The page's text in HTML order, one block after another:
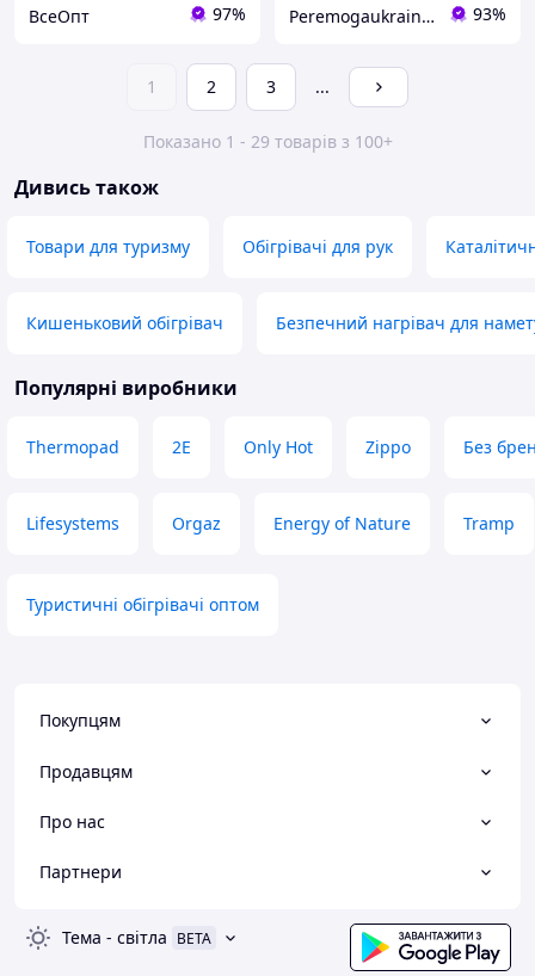
ВсеОпт 97% Peremogaukraine.com Мілітарні товари та спорядження 93%
1 2 3 ...
Показано 1 - 29 товарів з 100+
Дивись також
Товари для туризму Обігрівачі для рук
Кишеньковий обігрівач Безпечний нагрівач для
Популярні виробники
Thermopad 2E Only Hot Zippo Без
Lifesystems Orgaz Energy of Nature Tramp
Туристичні обігрівачі оптом
Покупцям
Продавцям
Про нас
Партнери
Тема - світла BETA